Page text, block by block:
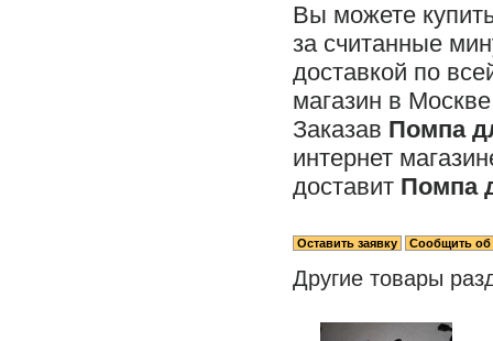
Вы можете
за считанные
доставкой по
магазин в
Заказав Помпа
интернет
доставит Помпа
Другие товары